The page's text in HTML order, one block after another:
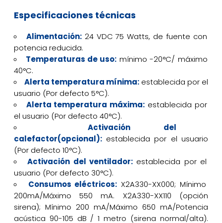
Especificaciones técnicas
Alimentación:24 VDC 75 Watts, de fuente con
potencia reducida.
Temperaturas de uso: mínimo -20°C/ máximo
40°C.
Alerta temperatura mínima:establecida por el
usuario (Por defecto 5°C).
Alerta temperatura máxima: establecida por
el usuario (Por defecto 40°C).
Activación del
calefactor(opcional):establecida por el usuario
(Por defecto 10°C).
Activación del ventilador:establecida por el
usuario (Por defecto 30°C).
Consumos eléctricos: X2A330-XX000; Mínimo
200mA/Máximo 550 mA. X2A330-XX110 (opción
sirena); Mínimo 200 mA/Máximo 650 mA/Potencia
acústica 90-105 dB / 1 metro (sirena normal/alta).